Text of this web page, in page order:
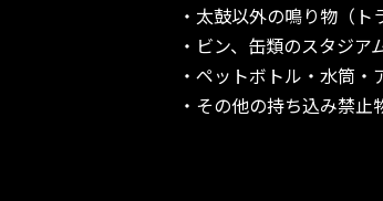
・太鼓以外の鳴り物（ト
・ビン、缶類のスタジ
・ペットボトル・水筒
・その他の持ち込み禁